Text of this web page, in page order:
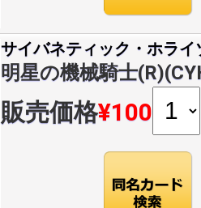
サイバネティック・ホライ
明星の機械騎士
販売価格¥100